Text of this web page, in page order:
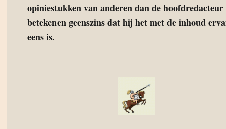
opiniestukken van anderen dan de hoofdredacteur
betekenen geenszins dat hij het met de inhoud
eens is.